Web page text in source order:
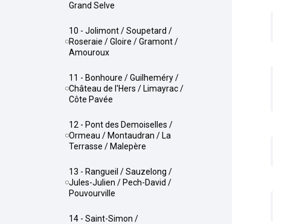
Grand Selve
10 - Jolimont / Soupetard /
Roseraie / Gloire / Gramont /
Amouroux
11 - Bonhoure / Guilheméry /
Château de l'Hers / Limayrac /
Côte Pavée
12 - Pont des Demoiselles /
Ormeau / Montaudran / La
Terrasse / Malepère
13 - Rangueil / Sauzelong /
Jules-Julien / Pech-David /
Pouvourville
14 - Saint-Simon /